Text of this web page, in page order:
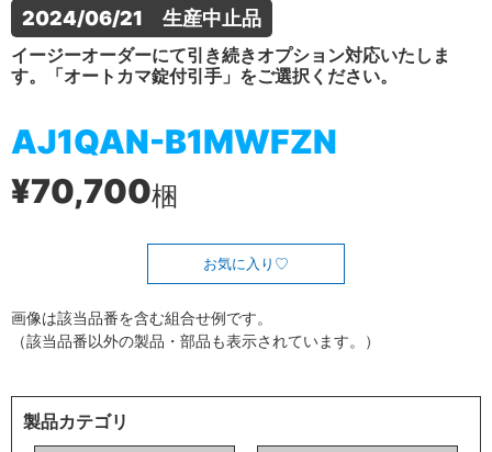
2024/06/21　生産中止品
イージーオーダーにて引き続きオプション対応いたしま
す。「オートカマ錠付引手」をご選択ください。
AJ1QAN-B1MWFZN
¥70,700梱
お気に入り
画像は該当品番を含む組合せ例です。
（該当品番以外の製品・部品も表示されています。）
製品カテゴリ